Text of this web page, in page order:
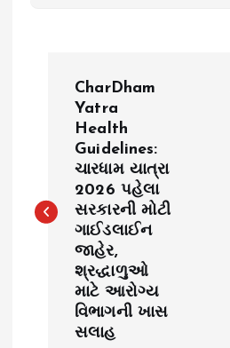
t
CharDham
Yatra
Health
Guidelines:
ચારધામ યાત્રા
2026 પહેલા
સરકારની મોટી
ગાઈડલાઈન
જાહેર,
શ્રદ્ધાળુઓ
માટે આરોગ્ય
વિભાગની ખાસ
સલાહ